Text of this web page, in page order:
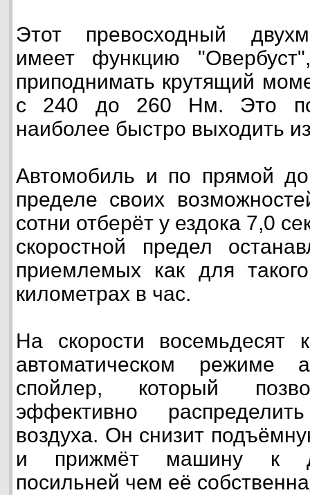
Этот превосходный
имеет функцию
приподнимать крутящий
с 240 до 260 Нм. Это
наиболее быстро выходить
Автомобиль и по прямой
пределе своих
сотни отберёт у ездока 7,0
скоростной предел
приемлемых как для
километрах в час.
На скорости восемьдесят
автоматическом режиме
спойлер, который
эффективно
воздуха. Он снизит
и прижмёт машину к
посильней чем её